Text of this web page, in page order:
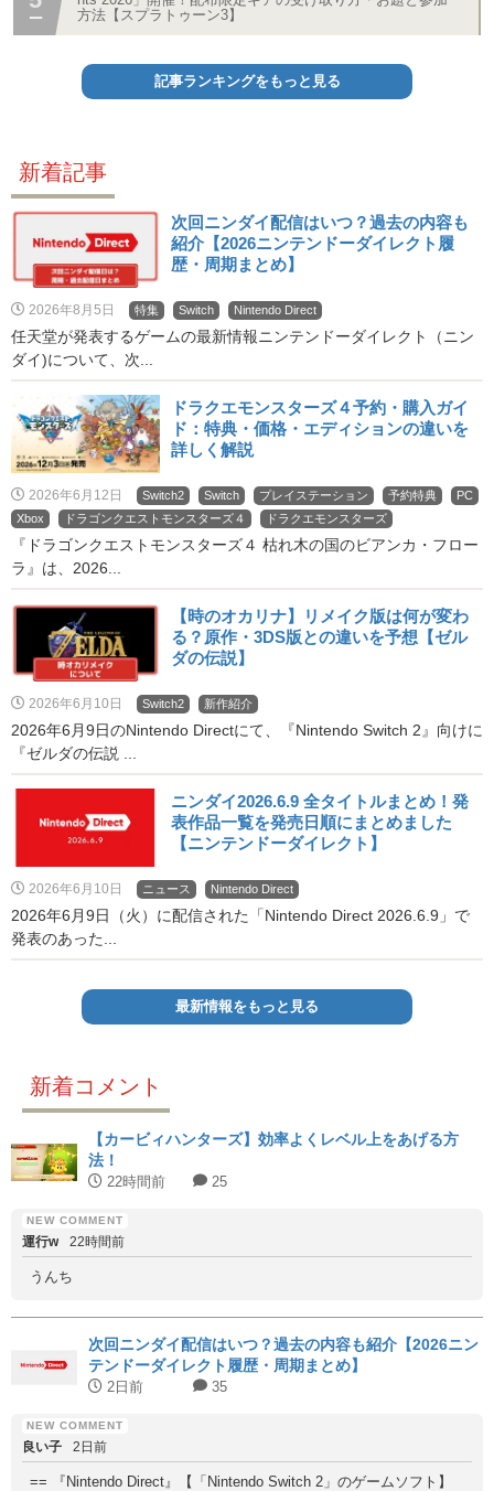
方法【スプラトゥーン3】
記事ランキングをもっと見る
新着記事
次回ニンダイ配信はいつ？過去の内容も
紹介【2026ニンテンドーダイレクト履
歴・周期まとめ】
2026年8月5日 特集 Switch Nintendo Direct
任天堂が発表するゲームの最新情報ニンテンドーダイレクト（ニン
ダイ)について、次...
ドラクエモンスターズ４予約・購入ガイ
ド：特典・価格・エディションの違いを
詳しく解説
2026年6月12日 Switch2 Switch プレイステーション 予約特典
PC
Xbox
ドラゴンクエストモンスターズ４ ドラクエモンスターズ
『ドラゴンクエストモンスターズ４ 枯れ木の国のビアンカ・フロー
ラ』は、2026...
【時のオカリナ】リメイク版は何が変わ
る？原作・3DS版との違いを予想【ゼル
ダの伝説】
2026年6月10日 Switch2 新作紹介
2026年6月9日のNintendo Directにて、『Nintendo Switch 2』向けに
『ゼルダの伝説 ...
ニンダイ2026.6.9 全タイトルまとめ！発
表作品一覧を発売日順にまとめました
【ニンテンドーダイレクト】
2026年6月10日 ニュース Nintendo Direct
2026年6月9日（火）に配信された「Nintendo Direct 2026.6.9」で
発表のあった...
最新情報をもっと見る
新着コメント
【カービィハンターズ】効率よくレベル上をあげる方
法！
22時間前 25
運行w 22時間前
うんち
次回ニンダイ配信はいつ？過去の内容も紹介【2026ニン
テンドーダイレクト履歴・周期まとめ】
2日前 35
良い子 2日前
== 『Nintendo Direct』【「Nintendo Switch 2」のゲームソフト】